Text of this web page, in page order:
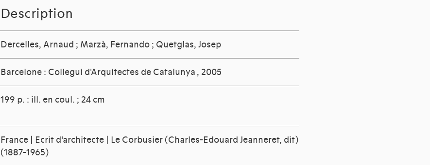
Description
Dercelles, Arnaud ; Marzà, Fernando ; Quetglas, Josep
Barcelone : Collegui d'Arquitectes de Catalunya , 2005
199 p. : ill. en coul. ; 24 cm
France | Ecrit d'architecte | Le Corbusier (Charles-Edouard Jeanneret, dit)
(1887-1965)